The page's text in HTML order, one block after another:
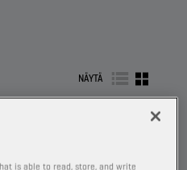
NÄYTÄ
is able to read, store, and write